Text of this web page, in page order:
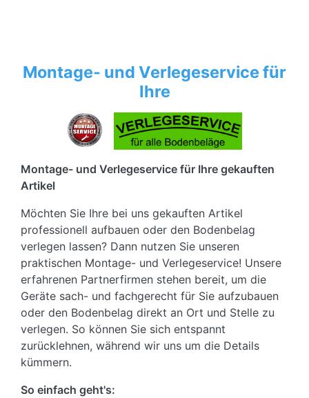
Montage- und Verlegeservice für
Ihre
Montage- und Verlegeservice für Ihre gekauften
Artikel
Möchten Sie Ihre bei uns gekauften Artikel
professionell aufbauen oder den Bodenbelag
verlegen lassen? Dann nutzen Sie unseren
praktischen Montage- und Verlegeservice! Unsere
erfahrenen Partnerfirmen stehen bereit, um die
Geräte sach- und fachgerecht für Sie aufzubauen
oder den Bodenbelag direkt an Ort und Stelle zu
verlegen. So können Sie sich entspannt
zurücklehnen, während wir uns um die Details
kümmern.
So einfach geht's: